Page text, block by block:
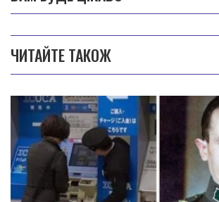
ЧИТАЙТЕ ТАКОЖ